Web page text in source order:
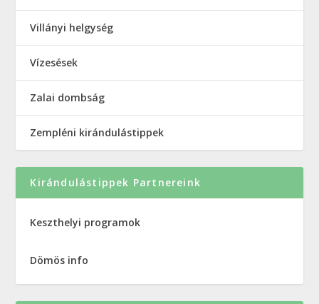
Villányi helgység
Vízesések
Zalai dombság
Zempléni kirándulástippek
Kirándulástippek Partnereink
Keszthelyi programok
Dömös info